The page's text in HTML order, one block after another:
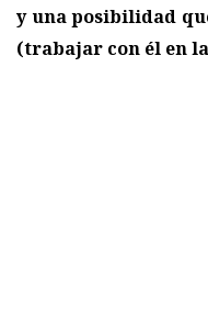
y una posibilidad
(trabajar con él en